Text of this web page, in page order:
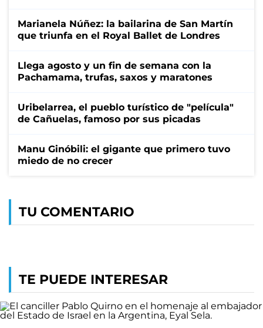
Marianela Núñez: la bailarina de San Martín
que triunfa en el Royal Ballet de Londres
Llega agosto y un fin de semana con la
Pachamama, trufas, saxos y maratones
Uribelarrea, el pueblo turístico de "película"
de Cañuelas, famoso por sus picadas
Manu Ginóbili: el gigante que primero tuvo
miedo de no crecer
TU COMENTARIO
TE PUEDE INTERESAR